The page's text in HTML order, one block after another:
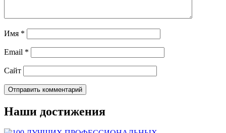
Имя *
Email *
Сайт
Наши достижения